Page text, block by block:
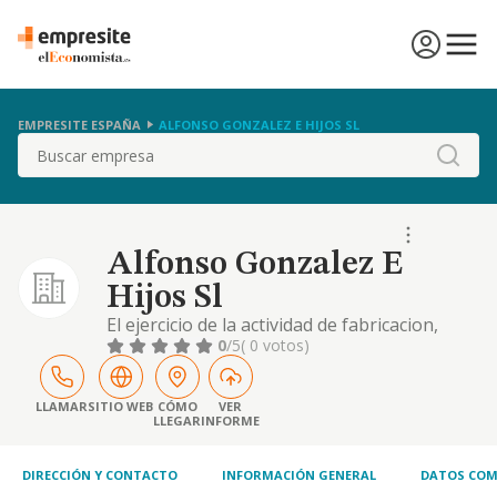
EMPRESITE ESPAÑA ALFONSO GONZALEZ E HIJOS SL
Buscar
Alfonso Gonzalez E
Hijos Sl
El ejercicio de la actividad de fabricacion,
venta y distribucion de todo tipo de
productos de panaderia, confiteria,
pasteleria, reposteria y analogos.
0/5( 0 votos)
LLAMARSITIO WEB CÓMO
LLEGAR
VER
INFORME
DIRECCIÓN Y CONTACTO INFORMACIÓN GENERAL DATOS